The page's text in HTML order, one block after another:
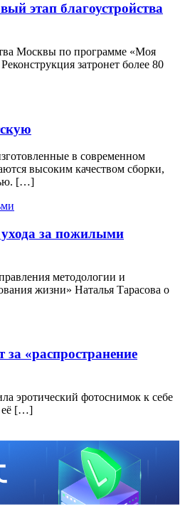
этап благоустройства
Москвы по программе «Моя
затронет более 80
в современном
высоким качеством сборки,
[…]
ухода за пожилыми
методологии и
жизни» Наталья Тарасова о
за «распространение
эротический фотоснимок к себе
её […]